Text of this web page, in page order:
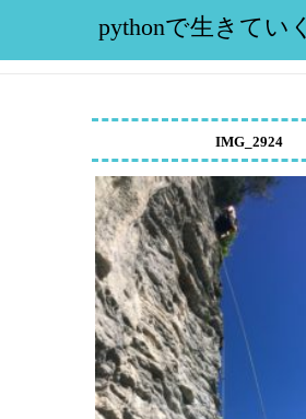
pythonで生きていく
IMG_2924